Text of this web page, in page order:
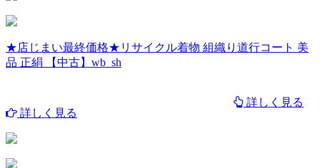
★店じまい最終価格★リサイクル着物 組織り道行コート 美
品 正絹 【中古】wb_sh
詳しく見る
詳しく見る